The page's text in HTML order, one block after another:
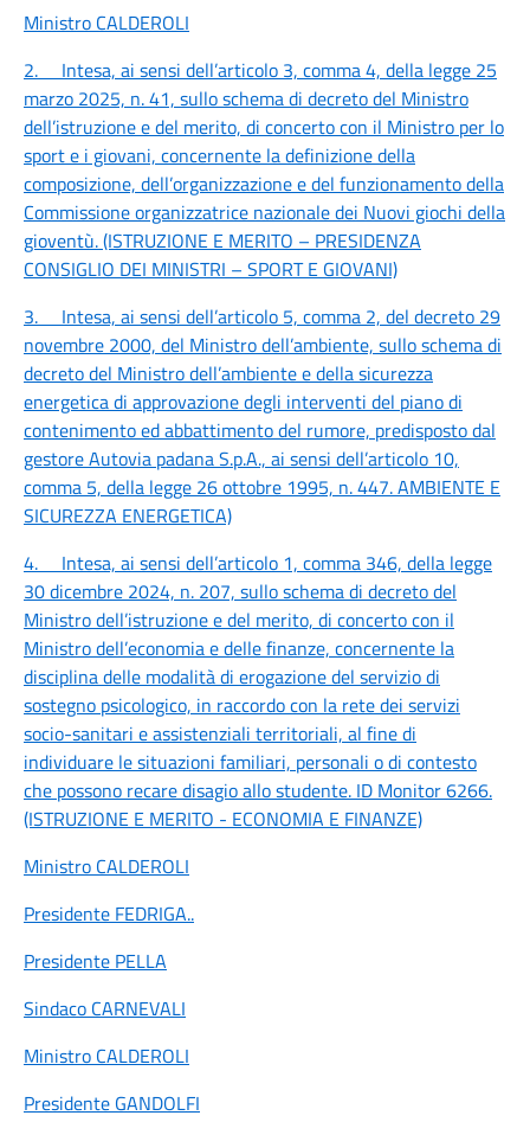
Ministro CALDEROLI
2.
Intesa, ai sensi dell’articolo 3, comma 4, della legge 25
marzo 2025, n. 41, sullo schema di decreto del Ministro
dell’istruzione e del merito, di concerto con il Ministro per lo
sport e i giovani, concernente la definizione della
composizione, dell’organizzazione e del funzionamento della
Commissione organizzatrice nazionale dei Nuovi giochi della
gioventù. (ISTRUZIONE E MERITO – PRESIDENZA
CONSIGLIO DEI MINISTRI – SPORT E GIOVANI)
3.
Intesa, ai sensi dell’articolo 5, comma 2, del decreto 29
novembre 2000, del Ministro dell’ambiente, sullo schema di
decreto del Ministro dell’ambiente e della sicurezza
energetica di approvazione degli interventi del piano di
contenimento ed abbattimento del rumore, predisposto dal
gestore Autovia padana S.p.A., ai sensi dell’articolo 10,
comma 5, della legge 26 ottobre 1995, n. 447. AMBIENTE E
SICUREZZA ENERGETICA)
4.
Intesa, ai sensi dell’articolo 1, comma 346, della legge
30 dicembre 2024, n. 207, sullo schema di decreto del
Ministro dell’istruzione e del merito, di concerto con il
Ministro dell’economia e delle finanze, concernente la
disciplina delle modalità di erogazione del servizio di
sostegno psicologico, in raccordo con la rete dei servizi
socio-sanitari e assistenziali territoriali, al fine di
individuare le situazioni familiari, personali o di contesto
che possono recare disagio allo studente. ID Monitor 6266.
(ISTRUZIONE E MERITO - ECONOMIA E FINANZE)
Ministro CALDEROLI
Presidente FEDRIGA..
Presidente PELLA
Sindaco CARNEVALI
Ministro CALDEROLI
Presidente GANDOLFI